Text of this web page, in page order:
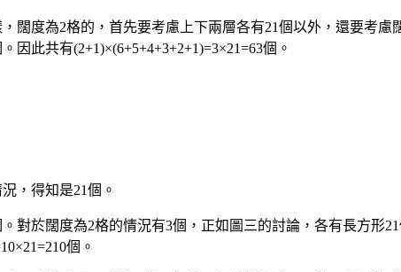
闊度為2格的，首先要考慮上下兩層各有21個以外，還要考
此共有(2+1)×(6+5+4+3+2+1)=3×21=63個。
，得知是21個。
對於闊度為2格的情況有3個，正如圖三的討論，各有長方形
個。